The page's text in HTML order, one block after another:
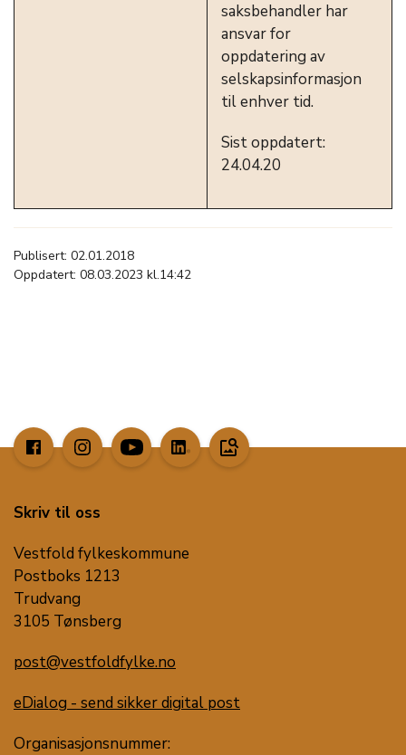
saksbehandler har
ansvar for
oppdatering av
selskapsinformasjon
til enhver tid.
Sist oppdatert:
24.04.20
Publisert: 02.01.2018
Oppdatert: 08.03.2023 kl.14:42
image_search
Skriv til oss
Vestfold fylkeskommune
Postboks 1213
Trudvang
3105 Tønsberg
post@vestfoldfylke.no
eDialog - send sikker digital post
Organisasjonsnummer: